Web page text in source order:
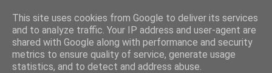
This site uses cookies from Google to deliver its services
and to analyze traffic. Your IP address and user-agent are
shared with Google along with performance and security
metrics to ensure quality of service, generate usage
statistics, and to detect and address abuse.